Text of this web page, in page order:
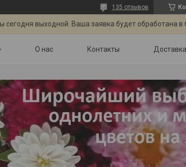
135 отзывов
выходной. Ваша заявка будет обработана
О нас Контакты